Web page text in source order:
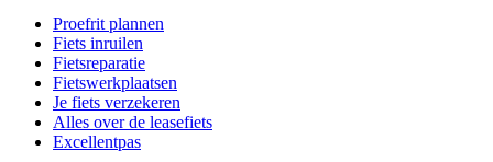
Proefrit plannen
Fiets inruilen
Fietsreparatie
Fietswerkplaatsen
Je fiets verzekeren
Alles over de leasefiets
Excellentpas